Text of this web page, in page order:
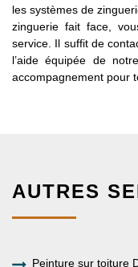
les systèmes de
zinguerie fait face,
service. Il suffit de
l’aide équipée de
accompagnement pour
AUTRES
Peinture sur toiture